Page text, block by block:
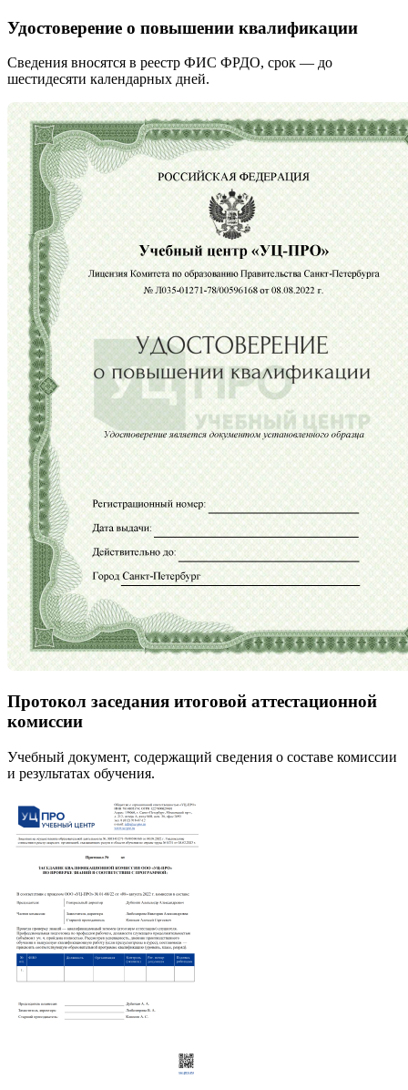
Удостоверение о повышении квалификации
Сведения вносятся в реестр ФИС ФРДО, срок — до
шестидесяти календарных дней.
Протокол заседания итоговой аттестационной
комиссии
Учебный документ, содержащий сведения о составе комиссии
и результатах обучения.